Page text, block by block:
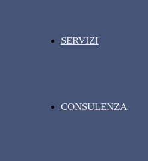
SERVIZI
CONSULENZA